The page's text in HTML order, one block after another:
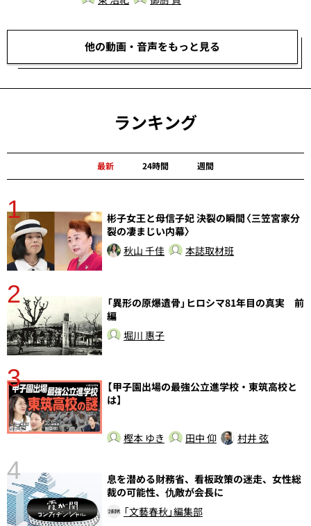
他の動画・音声をもっと見る
ランキング
最新 24時間 週間
1
彬子女王と母信子妃 決裂の瞬間〈三笠宮家分
裂の凄まじい内幕〉
秋山 千佳
本誌取材班
2
「異形の原爆遺骨」ヒロシマ81年目の真実 前
編
堀川 惠子
3
【甲子園出場の最強公立進学校・東筑高校と
は】
樫本 ゆき 田中 仰 村井 弦
4
息を潜める財務省、看板政策の迷走、女性総
裁の可能性、仇敵が会長に
「文藝春秋」編集部